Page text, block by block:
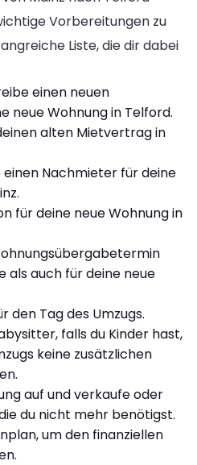
Vorbereitungen zu
Liste, die dir dabei
einen neuen
neue Wohnung in Telford.
alten Mietvertrag in
einen Nachmieter für deine
für deine neue Wohnung in
als auch für deine neue
den Tag des Umzugs.
falls du Kinder hast,
keine zusätzlichen
auf und verkaufe oder
du nicht mehr benötigst.
um den finanziellen